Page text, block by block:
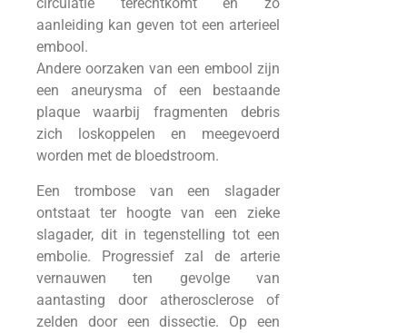
circulatie terechtkomt en zo
aanleiding kan geven tot een arterieel
embool.
Andere oorzaken van een embool zijn
een aneurysma of een bestaande
plaque waarbij fragmenten debris
zich loskoppelen en meegevoerd
worden met de bloedstroom.
Een trombose van een slagader
ontstaat ter hoogte van een zieke
slagader, dit in tegenstelling tot een
embolie. Progressief zal de arterie
vernauwen ten gevolge van
aantasting door atherosclerose of
zelden door een dissectie. Op een